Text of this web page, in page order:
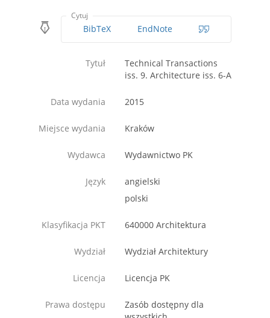
Cytuj
BibTeX EndNote
Tytuł
Technical Transactions
iss. 9. Architecture iss. 6-A
Data wydania 2015
Miejsce wydania Kraków
Wydawca Wydawnictwo PK
Język
angielski
polski
Klasyfikacja PKT 640000 Architektura
Wydział Wydział Architektury
Licencja Licencja PK
Prawa dostępu
Zasób dostępny dla